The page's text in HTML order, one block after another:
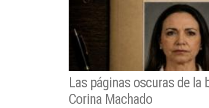
Las páginas oscuras de la
Corina Machado